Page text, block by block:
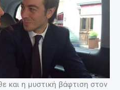
και η μυστική βάφτιση στον